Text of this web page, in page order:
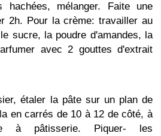
hachées, mélanger. Faite une
2h. Pour la crème: travailler au
sucre, la poudre d'amandes, la
avec 2 gouttes d'extrait
étaler la pâte sur un plan de
en carrés de 10 à 12 de côté, à
à pâtisserie. Piquer- les